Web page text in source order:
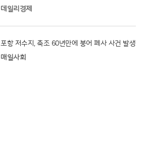
데일리경제
포항 저수지, 축조 60년만에 붕어 폐사 사건 발생
매일사회